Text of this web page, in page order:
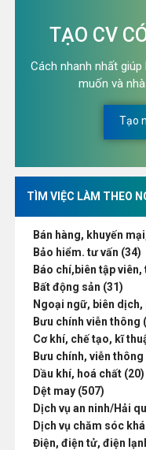
TẠO CV
Cách nhanh nhất
muốn và
Tạo
TÌM VIỆC LÀM THEO
Bán hàng, khuyến
Bảo hiểm. tư vấn (34)
Báo chí,biên tập viên,
Bất động sản (31)
Ngoại ngữ, biên dịch,
Bưu chính viễn thông
Cơ khí, chế tạo, kĩ
Bưu chính, viễn thông
Dầu khí, hoá chất (20)
Dệt may (507)
Dịch vụ an ninh/Hải
Dịch vụ chăm sóc
Điện, điện tử, điện